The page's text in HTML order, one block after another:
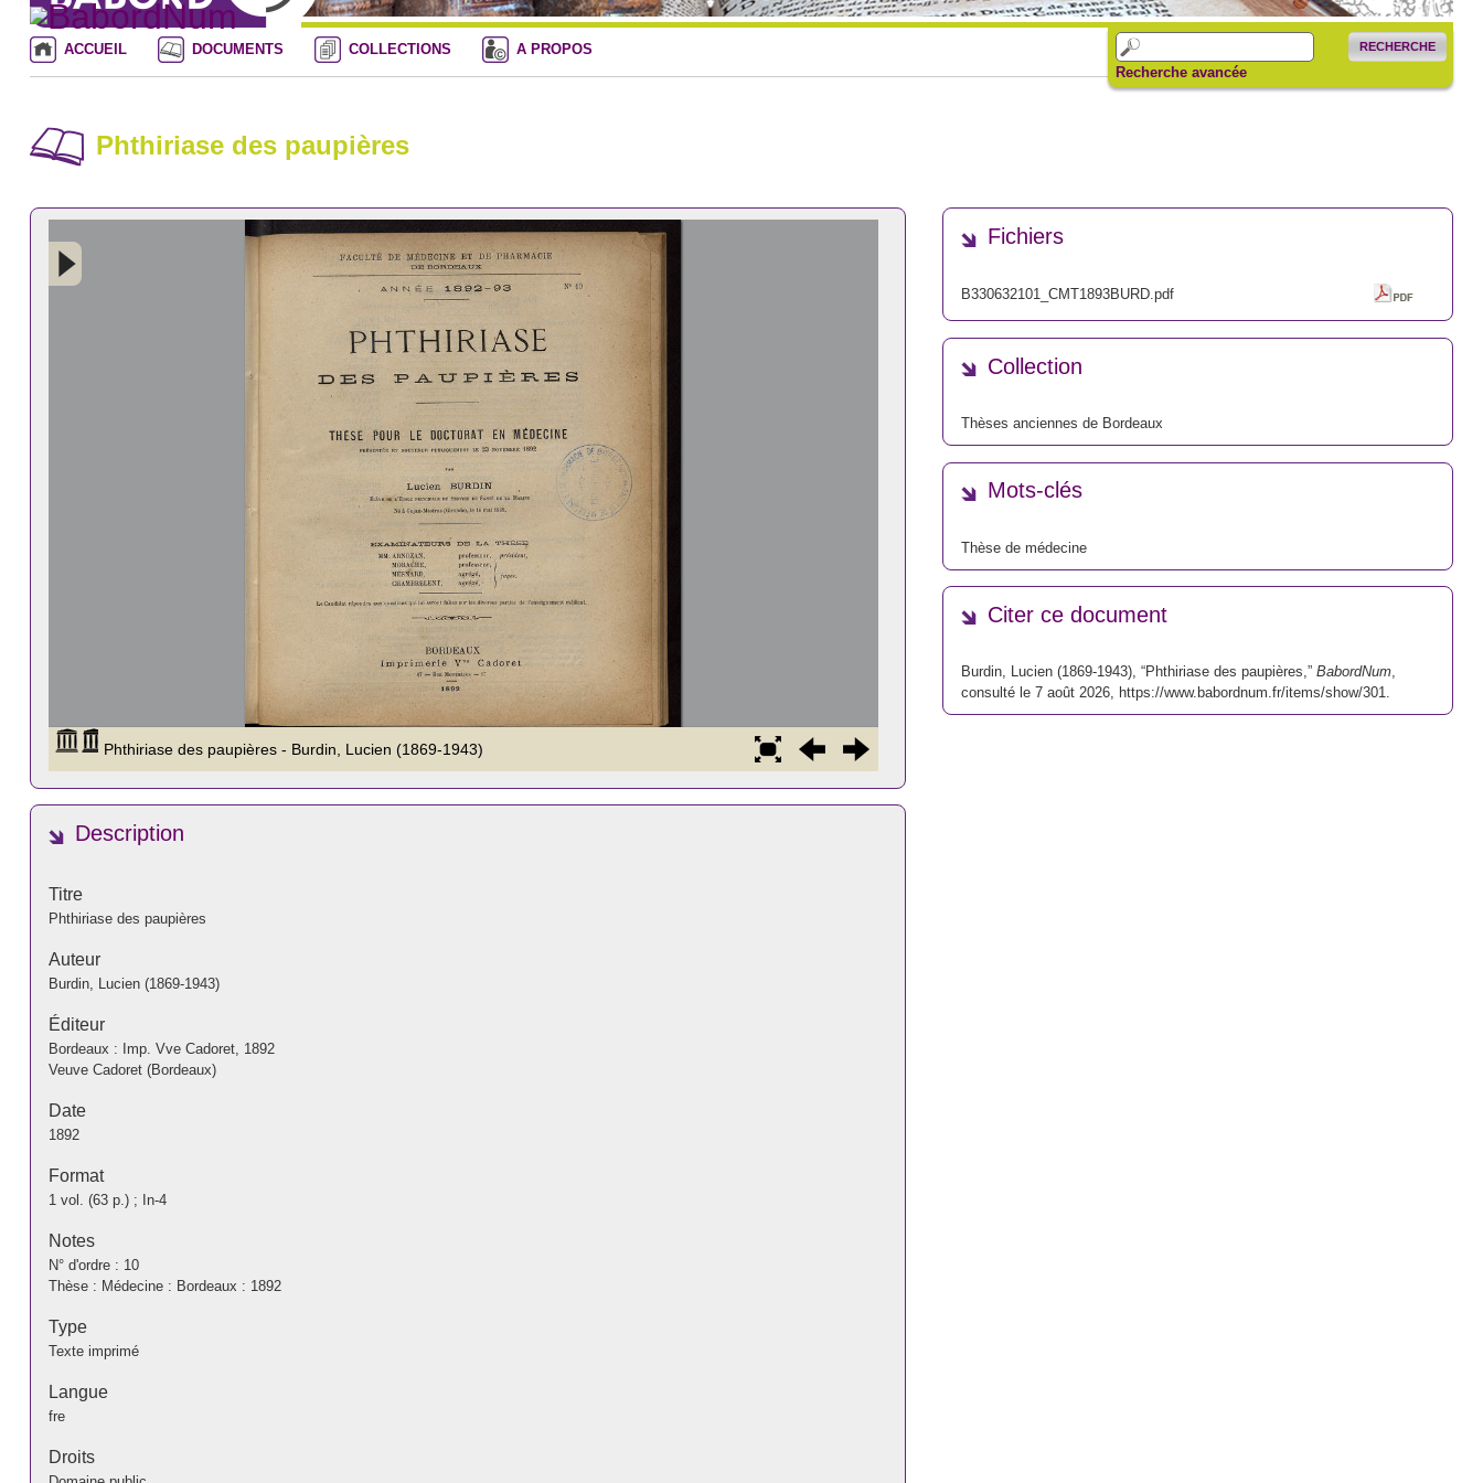
RECHERCHE
Recherche avancée
ACCUEIL DOCUMENTS COLLECTIONS A PROPOS
Phthiriase des paupières
Description
Titre
Phthiriase des paupières
Auteur
Burdin, Lucien (1869-1943)
Éditeur
Bordeaux : Imp. Vve Cadoret, 1892
Veuve Cadoret (Bordeaux)
Date
1892
Format
1 vol. (63 p.) ; In-4
Notes
N° d'ordre : 10
Thèse : Médecine : Bordeaux : 1892
Type
Texte imprimé
Langue
fre
Droits
Fichiers
B330632101_CMT1893BURD.pdf
Collection
Thèses anciennes de Bordeaux
Mots-clés
Thèse de médecine
Citer ce document
Burdin, Lucien (1869-1943), “Phthiriase des paupières,” BabordNum,
consulté le 7 août 2026, https://www.babordnum.fr/items/show/301.